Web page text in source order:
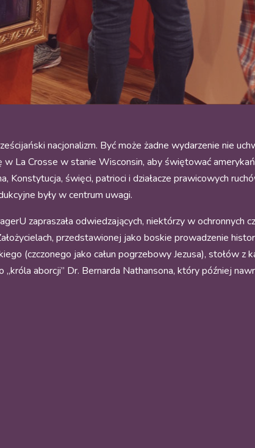
nacjonalizm. Być może żadne wydarzenie nie
La Crosse w stanie Wisconsin, aby świętować
święci, patrioci i działacze prawicowych
były w centrum uwagi.
zapraszała odwiedzających, niektórzy w ochronnych
przedstawionej jako boskie prowadzenie
(czczonego jako całun pogrzebowy Jezusa), stołów z
aborcji” Dr. Bernarda Nathansona, który później